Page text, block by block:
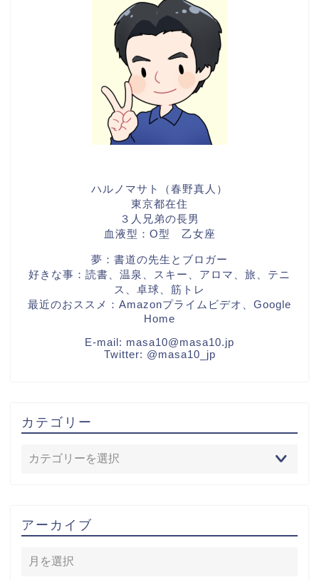
ハルノマサト（春野真人）
東京都在住
３人兄弟の長男
血液型：O型 乙女座
夢：書道の先生とブロガー
好きな事：読書、温泉、スキー、アロマ、旅、テニ
ス、卓球、筋トレ
最近のおススメ：Amazonプライムビデオ、Google
Home
E-mail: masa10@masa10.jp
Twitter: @masa10_jp
カテゴリー
アーカイブ